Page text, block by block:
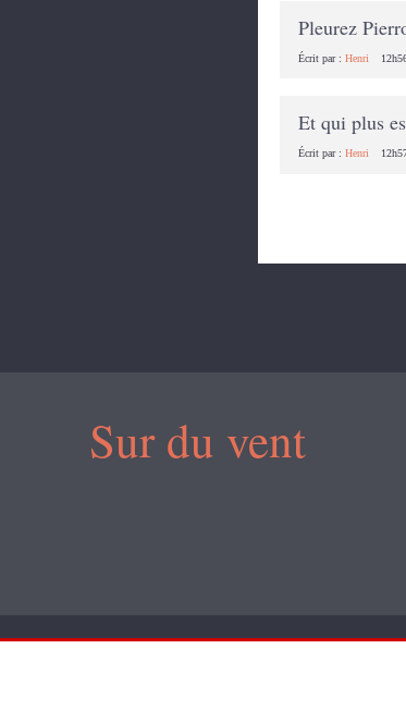
Pleurez
Écrit par :Henri
Et qui plus
Écrit par :Henri
Sur du vent